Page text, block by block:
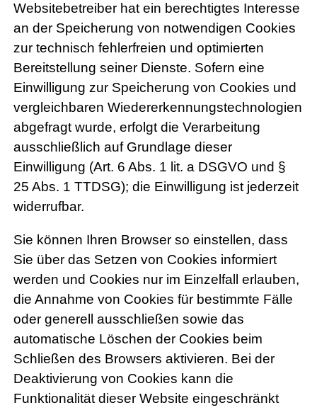
Websitebetreiber hat ein berechtigtes Interesse
an der Speicherung von notwendigen Cookies
zur technisch fehlerfreien und optimierten
Bereitstellung seiner Dienste. Sofern eine
Einwilligung zur Speicherung von Cookies und
vergleichbaren Wiedererkennungstechnologien
abgefragt wurde, erfolgt die Verarbeitung
ausschließlich auf Grundlage dieser
Einwilligung (Art. 6 Abs. 1 lit. a DSGVO und §
25 Abs. 1 TTDSG); die Einwilligung ist jederzeit
widerrufbar.
Sie können Ihren Browser so einstellen, dass
Sie über das Setzen von Cookies informiert
werden und Cookies nur im Einzelfall erlauben,
die Annahme von Cookies für bestimmte Fälle
oder generell ausschließen sowie das
automatische Löschen der Cookies beim
Schließen des Browsers aktivieren. Bei der
Deaktivierung von Cookies kann die
Funktionalität dieser Website eingeschränkt